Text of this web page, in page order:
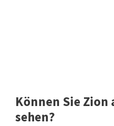
Können Sie Zion
sehen?